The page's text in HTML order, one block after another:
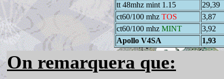
tt 48mhz mint 1.15
29,39
ct60/100 mhz TOS
3,87
ct60/100 mhz MINT
3,92
Apollo V4SA
1,93
On remarquera que: